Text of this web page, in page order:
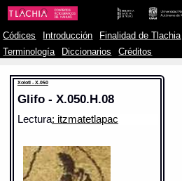
Códices Introducción Finalidad de Tlachia
Terminología
Diccionarios Créditos
Xolotl - X.050
Glifo - X.050.H.08
Lectura: itzmatetlapac